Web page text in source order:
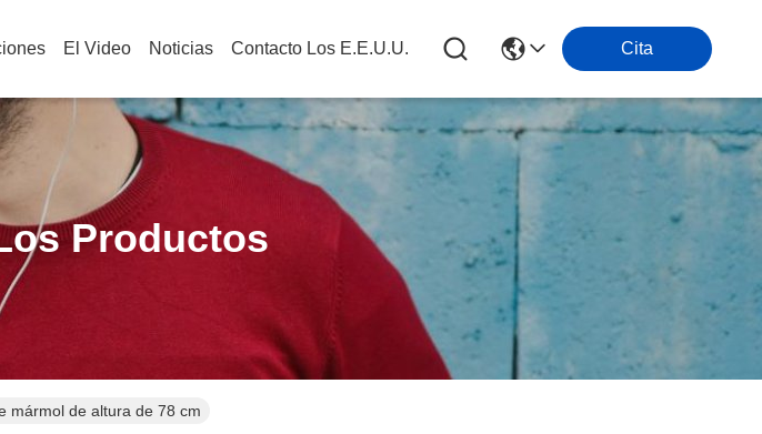
El Video Noticias Contacto Los E.e.u.u. Cita
Productos
mármol de altura de 78 cm